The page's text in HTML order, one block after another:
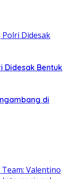
Didesak Bentuk
di